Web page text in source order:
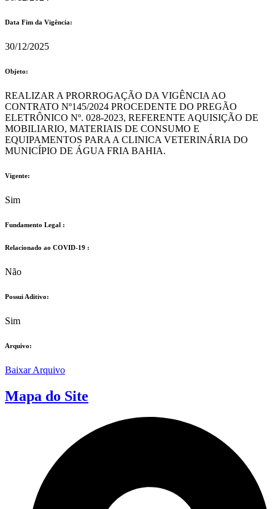
Data Fim da Vigência:
30/12/2025
Objeto:
REALIZAR A PRORROGAÇÃO DA VIGÊNCIA AO
CONTRATO Nº145/2024 PROCEDENTE DO PREGÃO
ELETRÔNICO Nº. 028-2023, REFERENTE AQUISIÇÃO DE
MOBILIARIO, MATERIAIS DE CONSUMO E
EQUIPAMENTOS PARA A CLINICA VETERINÁRIA DO
MUNICÍPIO DE ÁGUA FRIA BAHIA.
Vigente:
Sim
Fundamento Legal :​
Relacionado ao COVID-19 :​
Não
Possui Aditivo:​
Sim
Arquivo:
Baixar Arquivo
Mapa do Site